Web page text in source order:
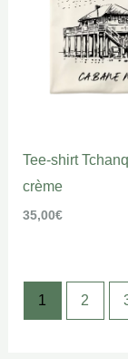
Tee-shirt
crème
35,00€
1 2